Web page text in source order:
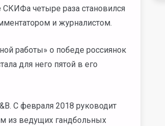
СКИФа четыре раза становился
и журналистом.
работы» о победе россиянок
для него пятой в его
С февраля 2018 руководит
из ведущих гандбольных